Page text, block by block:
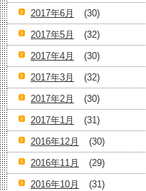
2017年6月
(30)
2017年5月
(32)
2017年4月
(30)
2017年3月
(32)
2017年2月
(30)
2017年1月
(31)
2016年12月
(30)
2016年11月
(29)
2016年10月
(31)